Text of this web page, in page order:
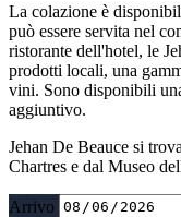
La colazione è
può essere servita nel
ristorante dell'hotel, le
prodotti locali, una
vini. Sono disponibili
aggiuntivo.
Jehan De Beauce si
Chartres e dal Museo
Arrivo